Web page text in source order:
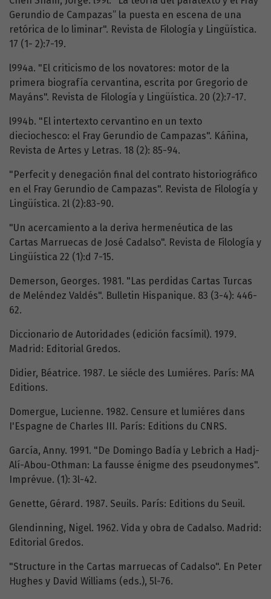
Gerundio de Campazas” la puesta en escena de una
retórica de lo liminar". Revista de Filología y Lingüística.
17 (1- 2):7-19.
l994a. "El criticismo de los novatores: motor de la
primera biografía cervantina, escrita por Gregorio de
Mayáns". Revista de Filología y Lingüística. 20 (2):7-17.
l994b. "El intertexto cervantino en un texto
dieciochesco: el Fray Gerundio de Campazas". Káñina,
Revista de Artes y Letras. 18 (2): 85-94.
"Perfecit y denegación final del contrato historiográfico
en el Fray Gerundio de Campazas". Revista de Filología y
Lingüística. 2l (2):83-90.
"Un acercamiento a la deriva hermenéutica de las
Cartas Marruecas de José Cadalso". Revista de Filología y
Lingüística 22 (1):d 7-15.
Demerson, Georges. 1981. "Las perdidas Cartas Turcas
de Meléndez Valdés". Bulletin Hispanique. 83 (3-4): 446-
62.
Diccionario de Autoridades (edición facsímil). 1979.
Madrid: Editorial Gredos.
Didier, Béatrice. 1987. Le siécle des Lumiéres. París: MA
Editions.
Domergue, Lucienne. 1982. Censure et lumiéres dans
I'Espagne de Charles III. París: Editions du CNRS.
García, Anny. 1991. "De Domingo Badía y Lebrich a Hadj-
Alí-Abou-Othman: La fausse énigme des pseudonymes".
Imprévue. (1): 3l-42.
Genette, Gérard. 1987. Seuils. París: Editions du Seuil.
Glendinning, Nigel. 1962. Vida y obra de Cadalso. Madrid:
Editorial Gredos.
"Structure in the Cartas marruecas of Cadalso". En Peter
Hughes y David Williams (eds.), 5l-76.